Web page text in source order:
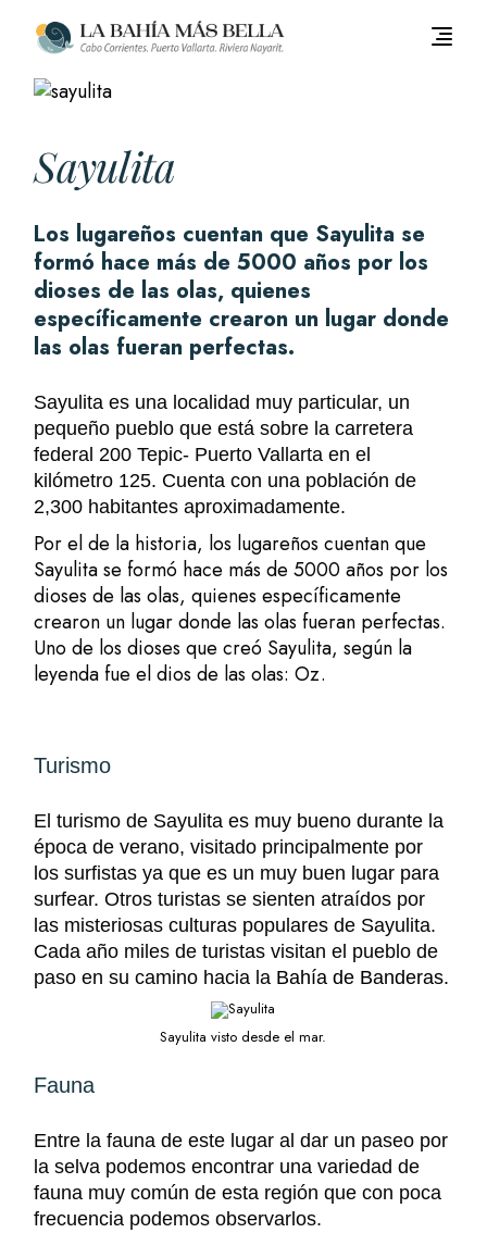
contenido
Sayulita
Los lugareños cuentan que Sayulita se
formó hace más de 5000 años por los
dioses de las olas, quienes
específicamente crearon un lugar donde
las olas fueran perfectas.
Sayulita es una localidad muy particular, un
pequeño pueblo que está sobre la carretera
federal 200 Tepic- Puerto Vallarta en el
kilómetro 125. Cuenta con una población de
2,300 habitantes aproximadamente.
Por el de la historia, los lugareños cuentan que
Sayulita se formó hace más de 5000 años por los
dioses de las olas, quienes específicamente
crearon un lugar donde las olas fueran perfectas.
Uno de los dioses que creó Sayulita, según la
leyenda fue el dios de las olas: Oz.
Turismo
El turismo de Sayulita es muy bueno durante la
época de verano, visitado principalmente por
los surfistas ya que es un muy buen lugar para
surfear. Otros turistas se sienten atraídos por
las misteriosas culturas populares de Sayulita.
Cada año miles de turistas visitan el pueblo de
paso en su camino hacia la Bahía de Banderas.
Sayulita visto desde el mar.
Fauna
Entre la fauna de este lugar al dar un paseo por
la selva podemos encontrar una variedad de
fauna muy común de esta región que con poca
frecuencia podemos observarlos.